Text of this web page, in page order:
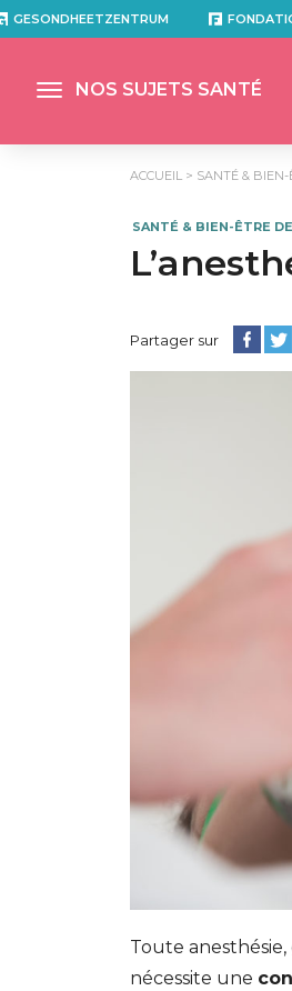
GESONDHEETZENTRUM
NOS SUJETS SANTÉ
ACCUEIL SANTÉ & BIEN-
SANTÉ & BIEN-ÊTRE
Partager sur
Toute
nécessite une